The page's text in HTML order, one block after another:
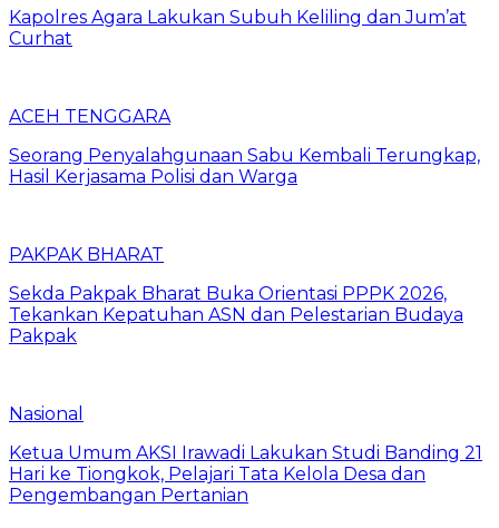
Kapolres Agara Lakukan Subuh Keliling dan Jum’at
Curhat
ACEH TENGGARA
Seorang Penyalahgunaan Sabu Kembali Terungkap,
Hasil Kerjasama Polisi dan Warga
PAKPAK BHARAT
Sekda Pakpak Bharat Buka Orientasi PPPK 2026,
Tekankan Kepatuhan ASN dan Pelestarian Budaya
Pakpak
Nasional
Ketua Umum AKSI Irawadi Lakukan Studi Banding 21
Hari ke Tiongkok, Pelajari Tata Kelola Desa dan
Pengembangan Pertanian